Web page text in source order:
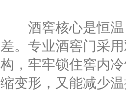
酒窖核心是恒温
差。专业酒窖门采
构，牢牢锁住窖内
缩变形，又能减少